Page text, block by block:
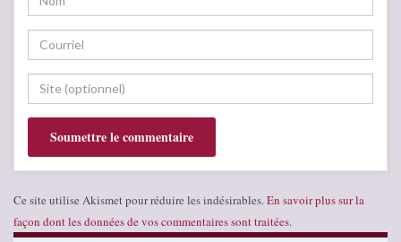
Ce site utilise Akismet pour réduire les indésirables. En savoir plus sur la
façon dont les données de vos commentaires sont traitées.